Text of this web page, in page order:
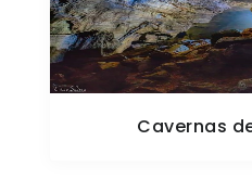
Cavernas